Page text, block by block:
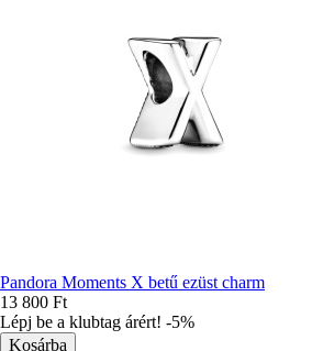
Pandora Moments X betű ezüst charm
13 800 Ft
Lépj be a klubtag árért! -5%